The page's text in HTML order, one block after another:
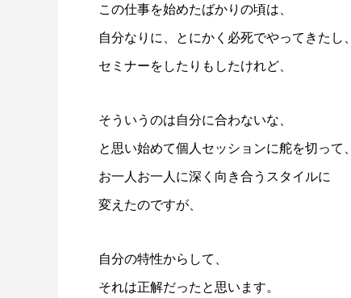
この仕事を始めたばかりの頃は、
自分なりに、とにかく必死でやってきたし、
セミナーをしたりもしたけれど、
そういうのは自分に合わないな、
と思い始めて個人セッションに舵を切って、
お一人お一人に深く向き合うスタイルに
変えたのですが、
自分の特性からして、
それは正解だったと思います。